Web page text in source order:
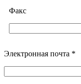
Факс
Электронная почта *